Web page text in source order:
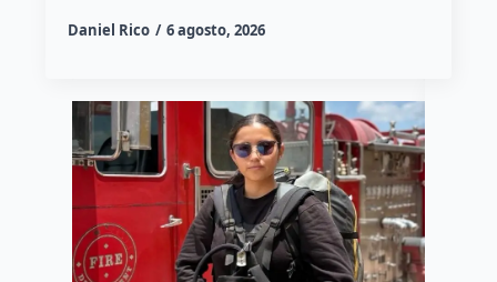
Daniel Rico 6 agosto, 2026